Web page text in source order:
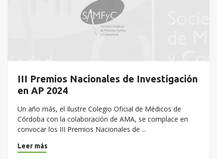
III Premios Nacionales de Investigación
en AP 2024
Un año más, el Ilustre Colegio Oficial de Médicos de
Córdoba con la colaboración de AMA, se complace en
convocar los III Premios Nacionales de ...
Leer más